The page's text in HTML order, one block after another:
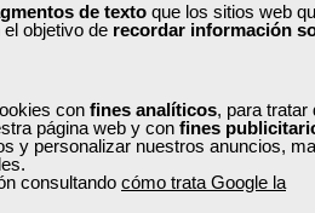
de texto que los sitios web
el objetivo de recordar información
con fines analíticos, para tratar
página web y con fines
y personalizar nuestros anuncios,
consultando cómo trata Google la
Cursos Femxa
Desarrollo web frontend con